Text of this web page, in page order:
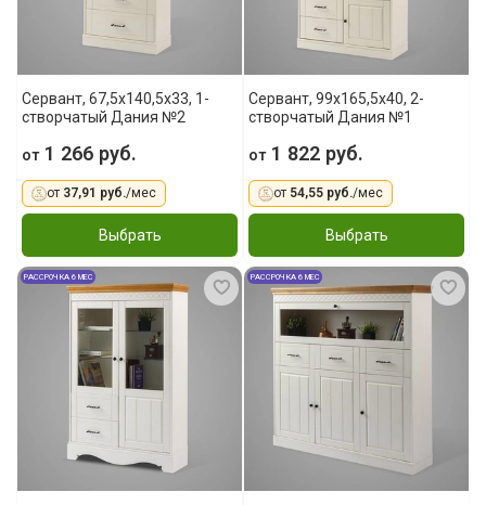
Сервант, 67,5x140,5x33, 1-
створчатый Дания №2
от1 266 руб.
от 37,91 руб./мес
Выбрать
Сервант, 99x165,5x40, 2-
створчатый Дания №1
от1 822 руб.
от 54,55 руб./мес
Выбрать
РАССРОЧКА 6 МЕС РАССРОЧКА 6 МЕС